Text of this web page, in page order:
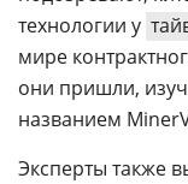
технологии у
мире
они пришли,
названием
Эксперты также